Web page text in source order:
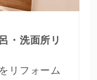
・洗面所リ
リフォーム